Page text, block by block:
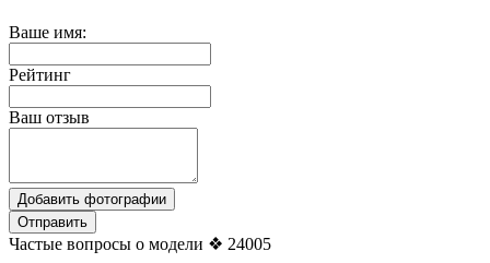
Ваше имя:
Рейтинг
Ваш отзыв
Добавить фотографии
Отправить
Частые вопросы о модели ❖ 24005